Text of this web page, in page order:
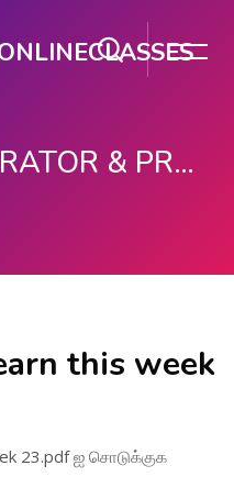
COMPUTER OPERATOR & PROGRAMMING ASSISTANT (COPA)
this week
23.pdfஐ சொடுக்குக